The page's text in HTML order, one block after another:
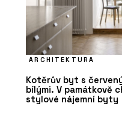
ARCHITEKTURA
Kotěrův byt s
bílými. V památkově
stylové nájemní byty